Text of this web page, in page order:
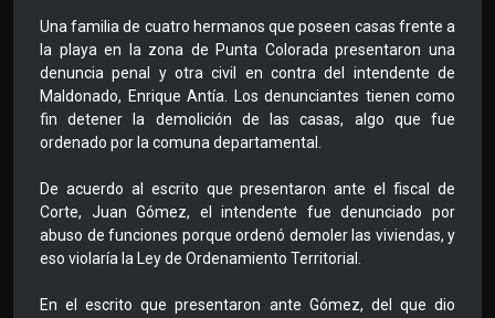
Una familia de cuatro hermanos que poseen casas frente a
la playa en la zona de Punta Colorada presentaron una
denuncia penal y otra civil en contra del intendente de
Maldonado, Enrique Antía. Los denunciantes tienen como
fin detener la demolición de las casas, algo que fue
ordenado por la comuna departamental.
De acuerdo al escrito que presentaron ante el fiscal de
Corte, Juan Gómez, el intendente fue denunciado por
abuso de funciones porque ordenó demoler las viviendas, y
eso violaría la Ley de Ordenamiento Territorial.
En el escrito que presentaron ante Gómez, del que dio